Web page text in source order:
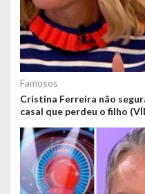
Famosos
Cristina Ferreira não
casal que perdeu o filho